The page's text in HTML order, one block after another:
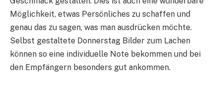
Möglichkeit, etwas Persönliches zu schaffen und
genau das zu sagen, was man ausdrücken möchte.
Selbst gestaltete Donnerstag Bilder zum Lachen
können so eine individuelle Note bekommen und bei
den Empfängern besonders gut ankommen.